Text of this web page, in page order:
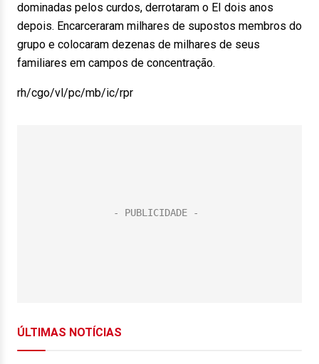
dominadas pelos curdos, derrotaram o EI dois anos
depois. Encarceraram milhares de supostos membros do
grupo e colocaram dezenas de milhares de seus
familiares em campos de concentração.
rh/cgo/vl/pc/mb/ic/rpr